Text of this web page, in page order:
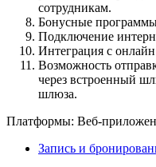
сотрудникам.
Бонусные
Подключение
Интеграция с
Возможность
через встроенный
шлюза.
Платформы: Веб-
Запись и